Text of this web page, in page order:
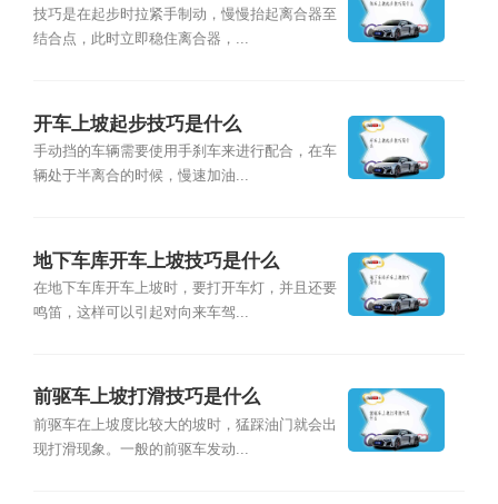
技巧是在起步时拉紧手制动，慢慢抬起离合器至
结合点，此时立即稳住离合器，...
开车上坡起步技巧是什么
手动挡的车辆需要使用手刹车来进行配合，在车
辆处于半离合的时候，慢速加油...
地下车库开车上坡技巧是什么
在地下车库开车上坡时，要打开车灯，并且还要
鸣笛，这样可以引起对向来车驾...
前驱车上坡打滑技巧是什么
前驱车在上坡度比较大的坡时，猛踩油门就会出
现打滑现象。一般的前驱车发动...